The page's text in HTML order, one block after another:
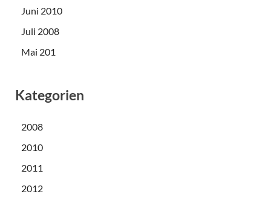
Juni 2010
Juli 2008
Mai 201
Kategorien
2008
2010
2011
2012